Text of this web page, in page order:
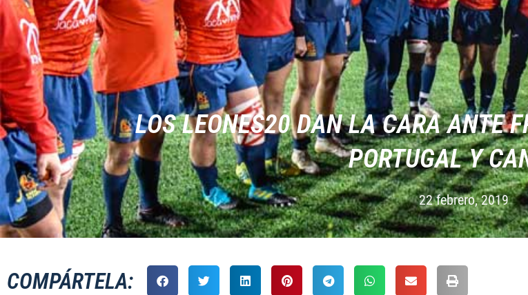
LOS LEONES20 DAN LA CARA ANTE
PORTUGAL Y
22 febrero, 2019
COMPÁRTELA: